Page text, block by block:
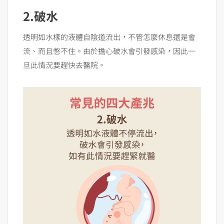
2.破水
透明如水樣的液體自陰道流出，不管怎麼休息還是會
流、而且憋不住。由於擔心破水會引發感染，因此一
旦此情況要趕快去醫院。